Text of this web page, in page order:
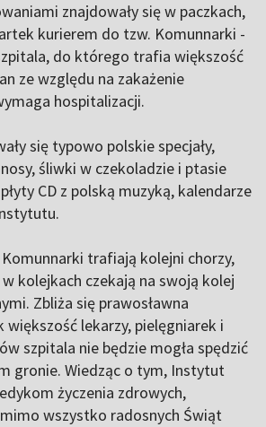
znajdowały się w paczkach,
kurierem do tzw. Komunnarki -
do którego trafia większość
ze względu na zakażenie
hospitalizacji.
się typowo polskie specjały,
śliwki w czekoladzie i ptasie
CD z polską muzyką, kalendarze
trafiają kolejni chorzy,
kolejkach czekają na swoją kolej
Zbliża się prawosławna
większość lekarzy, pielęgniarek i
szpitala nie będzie mogła spędzić
gronie. Wiedząc o tym, Instytut
życzenia zdrowych,
wszystko radosnych Świąt